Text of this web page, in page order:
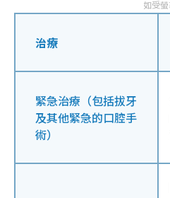
治療
緊急治療（包括拔牙
及其他緊急的口腔手
術）